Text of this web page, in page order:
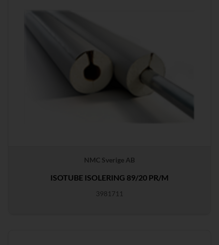
NMC Sverige AB
ISOTUBE ISOLERING 89/20 PR/M
3981711